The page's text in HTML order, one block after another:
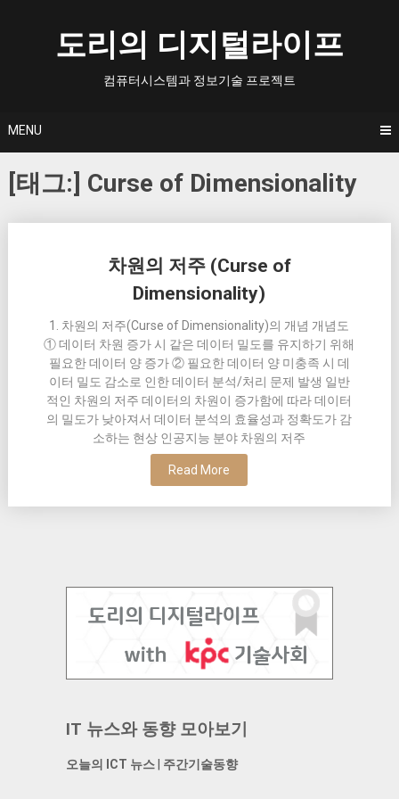
도리의 디지털라이프
컴퓨터시스템과 정보기술 프로젝트
MENU
[태그:] Curse of Dimensionality
차원의 저주 (Curse of
Dimensionality)
1. 차원의 저주(Curse of Dimensionality)의 개념 개념도
① 데이터 차원 증가 시 같은 데이터 밀도를 유지하기 위해
필요한 데이터 양 증가 ② 필요한 데이터 양 미충족 시 데
이터 밀도 감소로 인한 데이터 분석/처리 문제 발생 일반
적인 차원의 저주 데이터의 차원이 증가함에 따라 데이터
의 밀도가 낮아져서 데이터 분석의 효율성과 정확도가 감
소하는 현상 인공지능 분야 차원의 저주
Read More
navigation
IT 뉴스와 동향 모아보기
오늘의 ICT 뉴스| 주간기술동향